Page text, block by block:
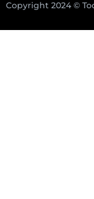
Copyright 2024 ©